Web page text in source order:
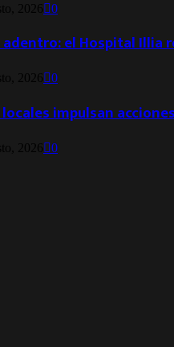
2026 0
el Hospital Illia
2026 0
impulsan
2026 0